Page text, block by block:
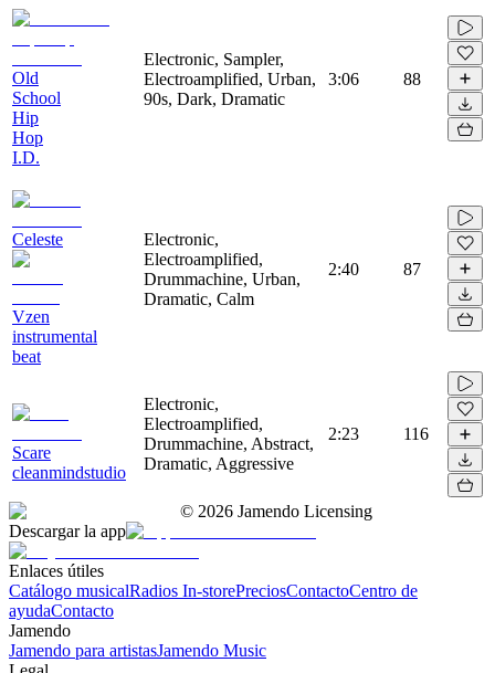
Old
School
Hip
Hop
I.D.
Electronic, Sampler,
Electroamplified, Urban,
90s, Dark, Dramatic
3:06 88
Celeste
Vzen
instrumental
beat
Electronic,
Electroamplified,
Drummachine, Urban,
Dramatic, Calm
2:40 87
Scare
cleanmindstudio
Electronic,
Electroamplified,
Drummachine, Abstract,
Dramatic, Aggressive
2:23 116
© 2026 Jamendo Licensing
Descargar la app
Enlaces útiles
Catálogo musicalRadios In-storePreciosContactoCentro de
ayudaContacto
Jamendo
Jamendo para artistasJamendo Music